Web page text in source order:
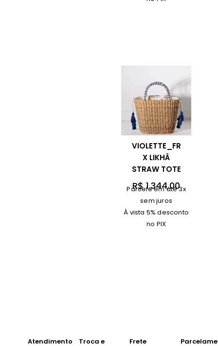
VIOLETTE_FR
X LIKHÂ
STRAW TOTE
R$1.344,00
Parcele em até 3x
sem juros
À vista 5% desconto
no PIX
Atendimento
Troca e
Frete